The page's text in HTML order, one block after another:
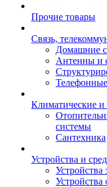
Прочие товары
Связь,
Домашние
Антенны и
Климатические
системы
Сантехника
Устройства и
Устройства